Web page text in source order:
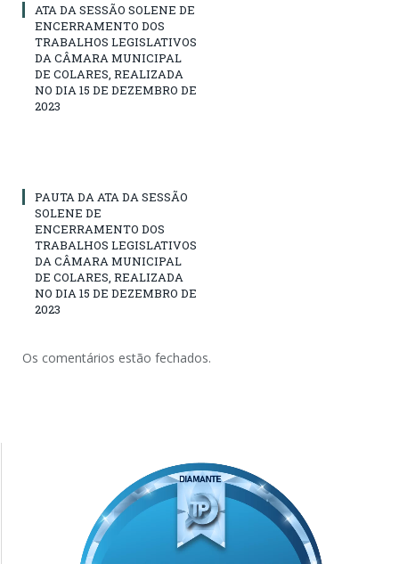
ATA DA SESSÃO SOLENE DE
ENCERRAMENTO DOS
TRABALHOS LEGISLATIVOS
DA CÂMARA MUNICIPAL
DE COLARES, REALIZADA
NO DIA 15 DE DEZEMBRO DE
2023
PAUTA DA ATA DA SESSÃO
SOLENE DE
ENCERRAMENTO DOS
TRABALHOS LEGISLATIVOS
DA CÂMARA MUNICIPAL
DE COLARES, REALIZADA
NO DIA 15 DE DEZEMBRO DE
2023
Os comentários estão fechados.